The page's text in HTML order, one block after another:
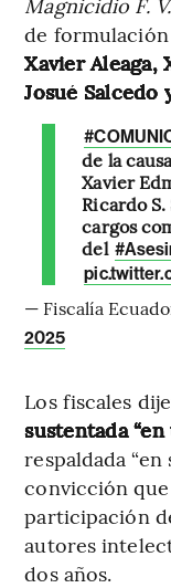
de
Xavier Aleaga,
Josué Salcedo
de la
Xavier
Ricardo
cargos
del
— Fiscalía
2025
Los fiscales
sustentada
respaldada
convicción
participación
autores
dos años.